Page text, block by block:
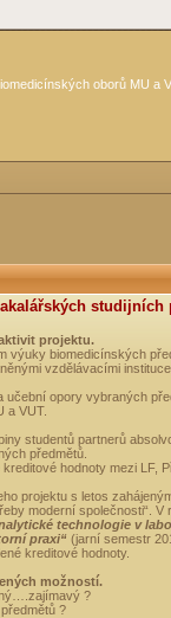
oborů MU a
studijních
projektu.
výuky biomedicínských
vzdělávacími
opory vybraných
a VUT.
studentů partnerů
předmětů.
hodnoty mezi LF,
projektu s letos
moderní společnosti“. V
technologie v
praxi“ (jarní semestr
kreditové hodnoty.
možností.
?
?